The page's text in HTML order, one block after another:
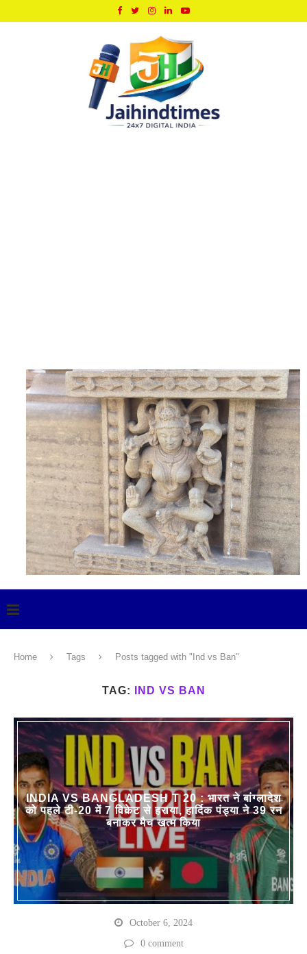
Home Tags Posts tagged with "Ind vs Ban"
TAG: IND VS BAN
INDIA VS BANGLADESH T 20 : भारत ने बांग्लादेश
को पहले टी-20 में 7 विकेट से हराया, हार्दिक पंड्या ने 39 रन
बनाकर मैच खत्म किया
October 6, 2024
0 comment